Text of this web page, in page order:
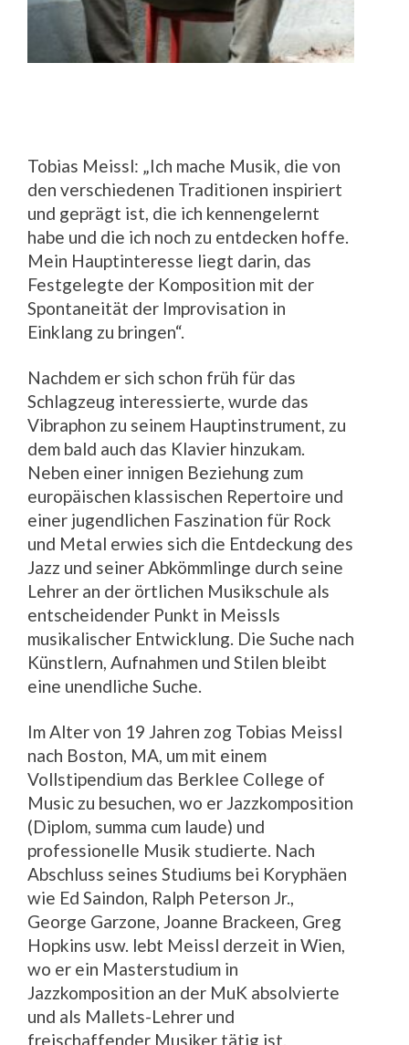
Tobias Meissl: „Ich mache Musik, die von
den verschiedenen Traditionen inspiriert
und geprägt ist, die ich kennengelernt
habe und die ich noch zu entdecken hoffe.
Mein Hauptinteresse liegt darin, das
Festgelegte der Komposition mit der
Spontaneität der Improvisation in
Einklang zu bringen“.
Nachdem er sich schon früh für das
Schlagzeug interessierte, wurde das
Vibraphon zu seinem Hauptinstrument, zu
dem bald auch das Klavier hinzukam.
Neben einer innigen Beziehung zum
europäischen klassischen Repertoire und
einer jugendlichen Faszination für Rock
und Metal erwies sich die Entdeckung des
Jazz und seiner Abkömmlinge durch seine
Lehrer an der örtlichen Musikschule als
entscheidender Punkt in Meissls
musikalischer Entwicklung. Die Suche nach
Künstlern, Aufnahmen und Stilen bleibt
eine unendliche Suche.
Im Alter von 19 Jahren zog Tobias Meissl
nach Boston, MA, um mit einem
Vollstipendium das Berklee College of
Music zu besuchen, wo er Jazzkomposition
(Diplom, summa cum laude) und
professionelle Musik studierte. Nach
Abschluss seines Studiums bei Koryphäen
wie Ed Saindon, Ralph Peterson Jr.,
George Garzone, Joanne Brackeen, Greg
Hopkins usw. lebt Meissl derzeit in Wien,
wo er ein Masterstudium in
Jazzkomposition an der MuK absolvierte
und als Mallets-Lehrer und
freischaffender Musiker tätig ist.